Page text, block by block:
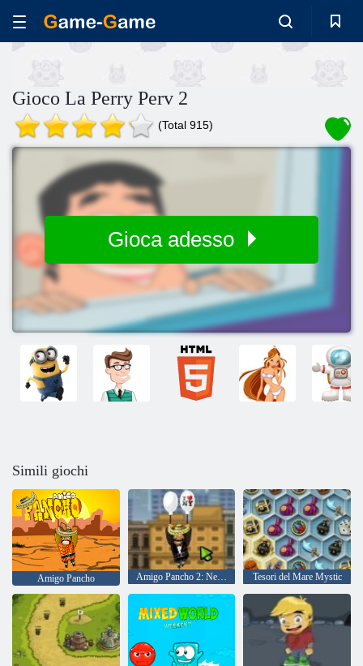
Gioco La Perry Perv 2
(Total 915)
Gioca adesso
Simili giochi
Amigo Pancho Amigo Pancho 2: New York Party Tesori del Mare Mystic